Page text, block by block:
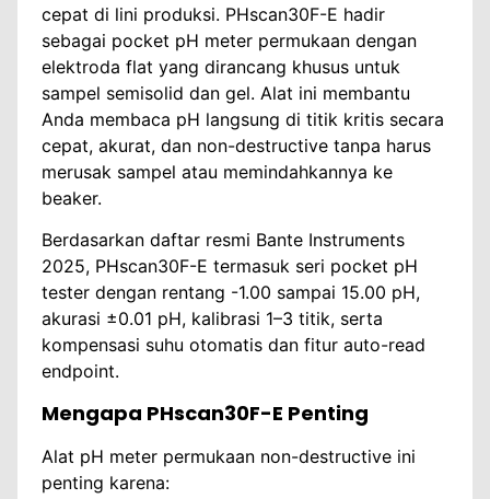
cepat di lini produksi. PHscan30F-E hadir
sebagai pocket pH meter permukaan dengan
elektroda flat yang dirancang khusus untuk
sampel semisolid dan gel. Alat ini membantu
Anda membaca pH langsung di titik kritis secara
cepat, akurat, dan non-destructive tanpa harus
merusak sampel atau memindahkannya ke
beaker.
Berdasarkan daftar resmi Bante Instruments
2025, PHscan30F-E termasuk seri pocket pH
tester dengan rentang -1.00 sampai 15.00 pH,
akurasi ±0.01 pH, kalibrasi 1–3 titik, serta
kompensasi suhu otomatis dan fitur auto-read
endpoint.
Mengapa PHscan30F-E Penting
Alat pH meter permukaan non-destructive ini
penting karena: